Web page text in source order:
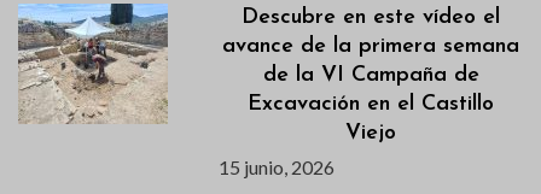
Descubre en este vídeo el
avance de la primera semana
de la VI Campaña de
Excavación en el Castillo
Viejo
15 junio, 2026